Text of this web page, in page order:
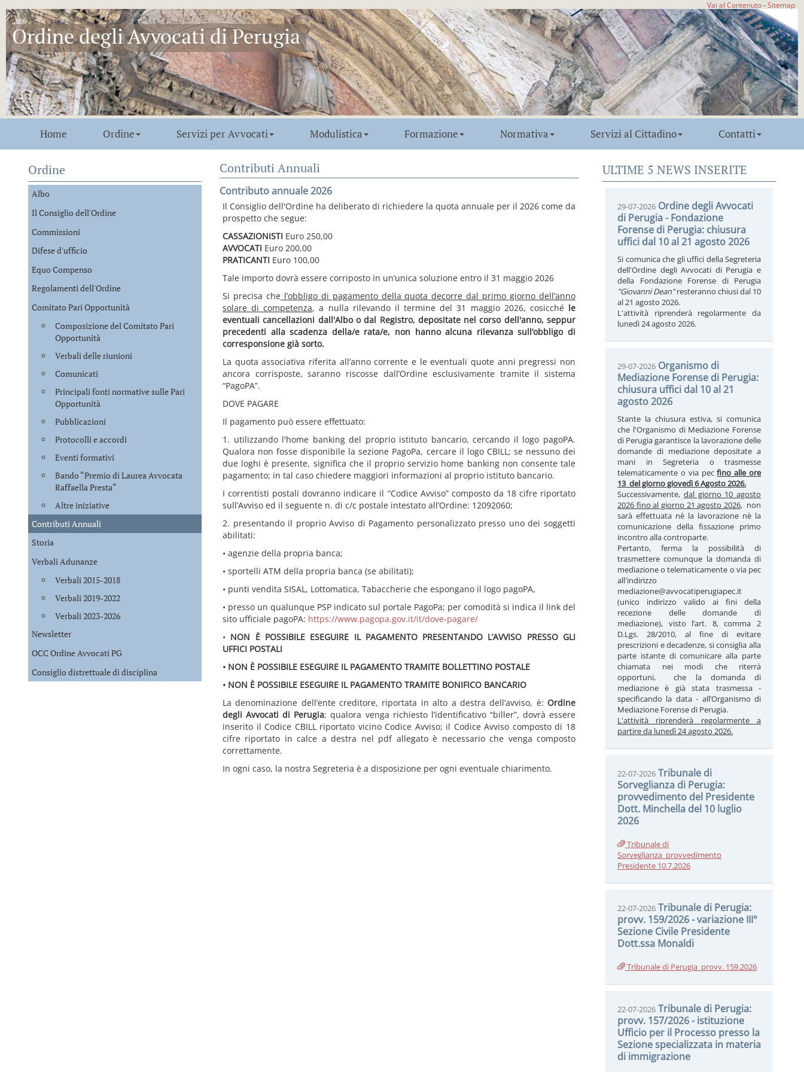
Vai al Contenuto-Sitemap
Ordine degli Avvocati di Perugia
Home Ordine Servizi per Avvocati Modulistica Formazione Normativa Servizi al Cittadino Contatti
Ordine
Albo
Il Consiglio dell'Ordine
Commissioni
Difese d'ufficio
Equo Compenso
Regolamenti dell'Ordine
Comitato Pari Opportunità
Composizione del Comitato Pari
Opportunità
Verbali delle riunioni
Comunicati
Principali fonti normative sulle Pari
Opportunità
Pubblicazioni
Protocolli e accordi
Eventi formativi
Bando “Premio di Laurea Avvocata
Raffaella Presta“
Altre iniziative
Contributi Annuali
Storia
Verbali Adunanze
Verbali 2015-2018
Verbali 2019-2022
Verbali 2023-2026
Newsletter
OCC Ordine Avvocati PG
Consiglio distrettuale di disciplina
Contributi Annuali
Contributo annuale 2026
Il Consiglio dell'Ordine ha deliberato di richiedere la quota annuale per il 2026 come da
prospetto che segue:
CASSAZIONISTI Euro 250,00
AVVOCATI Euro 200,00
PRATICANTI Euro 100,00
Tale importo dovrà essere corriposto in un’unica soluzione entro il 31 maggio 2026
Si precisa chel’obbligo di pagamento della quota decorre dal primo giorno dell’anno
solare di competenza, a nulla rilevando il termine del 31 maggio 2026, cosicché le
eventuali cancellazioni dall'Albo o dal Registro, depositate nel corso dell'anno, seppur
precedenti alla scadenza della/e rata/e, non hanno alcuna rilevanza sull’obbligo di
corresponsione già sorto.
La quota associativa riferita all’anno corrente e le eventuali quote anni pregressi non
ancora corrisposte, saranno riscosse dall’Ordine esclusivamente tramite il sistema
“PagoPA”.
DOVE PAGARE
Il pagamento può essere effettuato:
1. utilizzando l'home banking del proprio istituto bancario, cercando il logo pagoPA.
Qualora non fosse disponibile la sezione PagoPa, cercare il logo CBILL; se nessuno dei
due loghi è presente, significa che il proprio servizio home banking non consente tale
pagamento; in tal caso chiedere maggiori informazioni al proprio istituto bancario.
I correntisti postali dovranno indicare il “Codice Avviso” composto da 18 cifre riportato
sull’Avviso ed il seguente n. di c/c postale intestato all’Ordine: 12092060;
2. presentando il proprio Avviso di Pagamento personalizzato presso uno dei soggetti
abilitati:
• agenzie della propria banca;
• sportelli ATM della propria banca (se abilitati);
• punti vendita SISAL, Lottomatica, Tabaccherie che espongano il logo pagoPA,
• presso un qualunque PSP indicato sul portale PagoPa; per comodità si indica il link del
sito ufficiale pagoPA: https://www.pagopa.gov.it/it/dove-pagare/
• NON È POSSIBILE ESEGUIRE IL PAGAMENTO PRESENTANDO L’AVVISO PRESSO GLI
UFFICI POSTALI
• NON È POSSIBILE ESEGUIRE IL PAGAMENTO TRAMITE BOLLETTINO POSTALE
• NON È POSSIBILE ESEGUIRE IL PAGAMENTO TRAMITE BONIFICO BANCARIO
La denominazione dell’ente creditore, riportata in alto a destra dell’avviso, è: Ordine
degli Avvocati di Perugia; qualora venga richiesto l’identificativo “biller”, dovrà essere
inserito il Codice CBILL riportato vicino Codice Avviso; il Codice Avviso composto di 18
cifre riportato in calce a destra nel pdf allegato è necessario che venga composto
correttamente.
In ogni caso, la nostra Segreteria è a disposizione per ogni eventuale chiarimento.
ULTIME 5 NEWS INSERITE
29-07-2026 Ordine degli Avvocati
di Perugia - Fondazione
Forense di Perugia: chiusura
uffici dal 10 al 21 agosto 2026
Si comunica che gli uffici della Segreteria
dell'Ordine degli Avvocati di Perugia e
della Fondazione Forense di Perugia
"Giovanni Dean"resteranno chiusi dal 10
al 21 agosto 2026.
L'attività riprenderà regolarmente da
lunedì 24 agosto 2026.
29-07-2026 Organismo di
Mediazione Forense di Perugia:
chiusura uffici dal 10 al 21
agosto 2026
Stante la chiusura estiva, si comunica
che l'Organismo di Mediazione Forense
di Perugia garantisce la lavorazione delle
domande di mediazione depositate a
mani in Segreteria o trasmesse
telematicamente o via pecfino alle ore
13 del giorno giovedì 6 Agosto 2026.
Successivamente, dal giorno 10 agosto
2026 fino al giorno 21 agosto 2026, non
sarà effettuata nè la lavorazione nè la
comunicazione della fissazione primo
incontro alla controparte.
Pertanto, ferma la possibilità di
trasmettere comunque la domanda di
mediazione o telematicamente o via pec
all'indirizzo
mediazione@avvocatiperugiapec.it
(unico indirizzo valido ai fini della
recezione delle domande di
mediazione), visto l’art. 8, comma 2
D.Lgs. 28/2010, al fine di evitare
prescrizioni e decadenze, si consiglia alla
parte istante di comunicare alla parte
chiamata nei modi che riterrà
opportuni, che la domanda di
mediazione è già stata trasmessa -
specificando la data - all’Organismo di
Mediazione Forense di Perugia.
L'attività riprenderà regolarmente a
partire da lunedì 24 agosto 2026.
22-07-2026 Tribunale di
Sorveglianza di Perugia:
provvedimento del Presidente
Dott. Minchella del 10 luglio
2026
Tribunale di
Sorveglianza_provvedimento
Presidente 10.7.2026
22-07-2026 Tribunale di Perugia:
provv. 159/2026 - variazione III°
Sezione Civile Presidente
Dott.ssa Monaldi
Tribunale di Perugia_provv. 159.2026
22-07-2026 Tribunale di Perugia:
provv. 157/2026 - istituzione
Ufficio per il Processo presso la
Sezione specializzata in materia
di immigrazione